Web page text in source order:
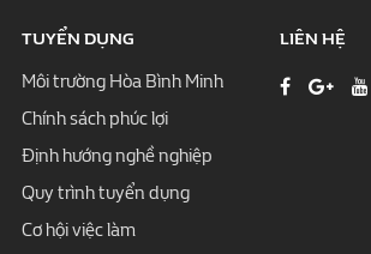
TUYỂN DỤNG
Môi trường Hòa Bình Minh
Chính sách phúc lợi
Định hướng nghề nghiệp
Quy trình tuyển dụng
Cơ hội việc làm
LIÊN HỆ